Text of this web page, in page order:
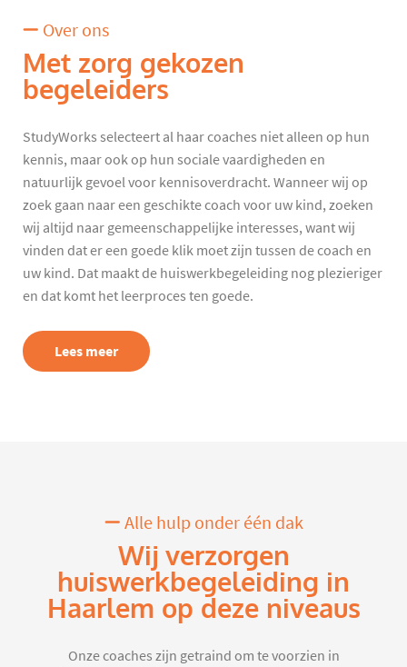
Over ons
Met zorg gekozen
begeleiders
StudyWorks selecteert al haar coaches niet alleen op hun
kennis, maar ook op hun sociale vaardigheden en
natuurlijk gevoel voor kennisoverdracht. Wanneer wij op
zoek gaan naar een geschikte coach voor uw kind, zoeken
wij altijd naar gemeenschappelijke interesses, want wij
vinden dat er een goede klik moet zijn tussen de coach en
uw kind. Dat maakt de huiswerkbegeleiding nog plezieriger
en dat komt het leerproces ten goede.
Lees meer
Alle hulp onder één dak
Wij verzorgen
huiswerkbegeleiding in
Haarlem op deze niveaus
Onze coaches zijn getraind om te voorzien in